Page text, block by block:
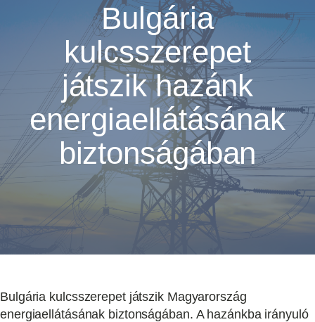
Bulgária
kulcsszerepet
játszik hazánk
energiaellátásának
biztonságában
Bulgária kulcsszerepet játszik Magyarország
energiaellátásának biztonságában. A hazánkba irányuló